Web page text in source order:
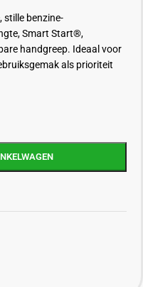
stille benzine-
Smart Start®,
handgreep. Ideaal voor
als prioriteit